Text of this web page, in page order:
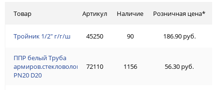
Товар
Тройник 1/2" г/г/ш
ППР белый Труба
армиров.стекловолокном
PN20 D20
Артикул Наличие Розничная цена*
45250 90 186.90 руб.
72110 1156 56.30 руб.